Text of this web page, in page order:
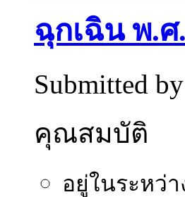
ฉุกเฉิน พ.
Submitted by
คุณสมบัติ
อยู่ในระหว่